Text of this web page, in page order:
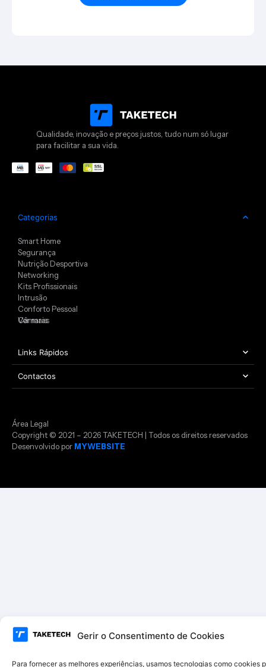
Gerir o Consentimento de Cookies
Para fornecer as melhores experiências, usamos tecnologias como cookies
Qualidade, inovação e preços justos, tudo num só lugar
para facilitar a sua vida.
Categorias
Smart Home
Segurança
Nutrição Desportiva
Networking
Kits Profissionais
Intrusão
Conforto Pessoal
Câmaras
Ver mais
Links Rápidos
Contactos
Copyright © 2021 – 2026 TAKETECH | Todos os direitos reservados
Desenvolvido por MYWEBSITE
Área Legal